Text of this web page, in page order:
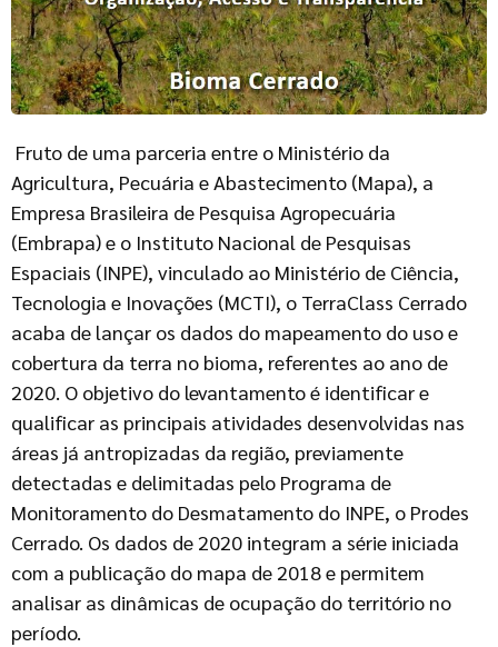
Fruto de uma parceria entre o Ministério da
Agricultura, Pecuária e Abastecimento (Mapa), a
Empresa Brasileira de Pesquisa Agropecuária
(Embrapa) e o Instituto Nacional de Pesquisas
Espaciais (INPE), vinculado ao Ministério de Ciência,
Tecnologia e Inovações (MCTI), o TerraClass Cerrado
acaba de lançar os dados do mapeamento do uso e
cobertura da terra no bioma, referentes ao ano de
2020. O objetivo do levantamento é identificar e
qualificar as principais atividades desenvolvidas nas
áreas já antropizadas da região, previamente
detectadas e delimitadas pelo Programa de
Monitoramento do Desmatamento do INPE, o Prodes
Cerrado. Os dados de 2020 integram a série iniciada
com a publicação do mapa de 2018 e permitem
analisar as dinâmicas de ocupação do território no
período.